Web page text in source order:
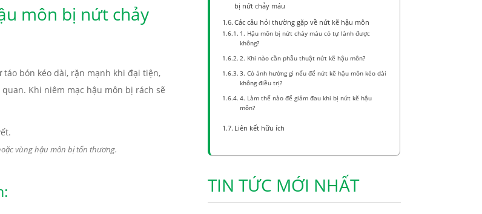
môn bị nứt chảy
bón kéo dài, rặn mạnh khi đại tiện,
Khi niêm mạc hậu môn bị rách sẽ
vùng hậu môn bị tổn thương.
bị nứt chảy máu
Các câu hỏi thường gặp về nứt kẽ hậu môn
1. Hậu môn bị nứt chảy máu có tự lành được
không?
2. Khi nào cần phẫu thuật nứt kẽ hậu môn?
3. Có ảnh hưởng gì nếu để nứt kẽ hậu môn kéo dài
không điều trị?
4. Làm thế nào để giảm đau khi bị nứt kẽ hậu
môn?
Liên kết hữu ích
TIN TỨC MỚI NHẤT